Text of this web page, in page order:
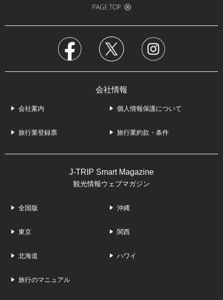
会社情報
会社案内 個人情報保護について
旅行業登録票 旅行業約款・条件
J-TRIP Smart Magazine
観光情報ウェブマガジン
全国版 沖縄
東京 関西
北海道 ハワイ
旅行のマニュアル